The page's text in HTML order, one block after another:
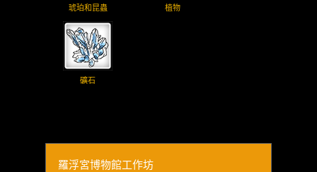
琥珀和昆蟲 植物
礦石
羅浮宮博物館工作坊